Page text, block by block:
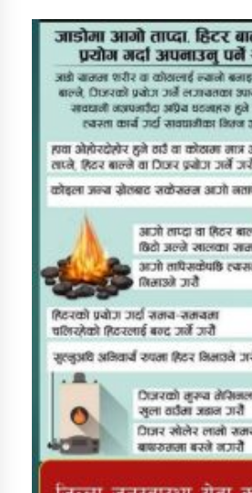
डिभिजन कार्यालय
कर्णाली प्रविधि
सामाजिक बिकास